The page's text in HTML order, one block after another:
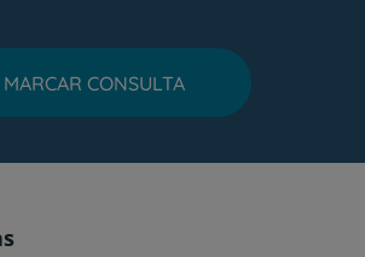
MARCAR CONSULTA